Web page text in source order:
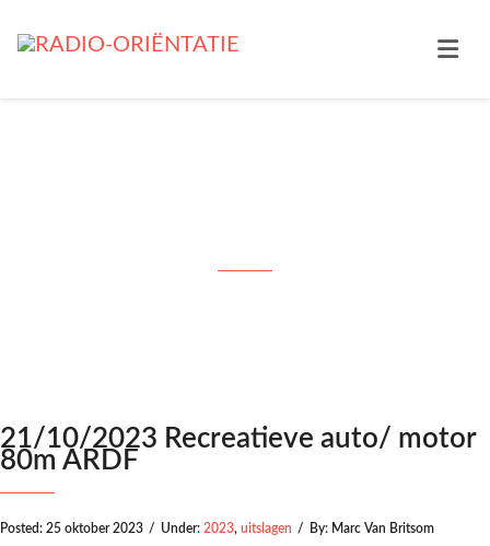
21/10/2023 Recreatieve auto/ motor
80m ARDF
Posted: 25 oktober 2023 / Under: 2023, uitslagen / By: Marc Van Britsom